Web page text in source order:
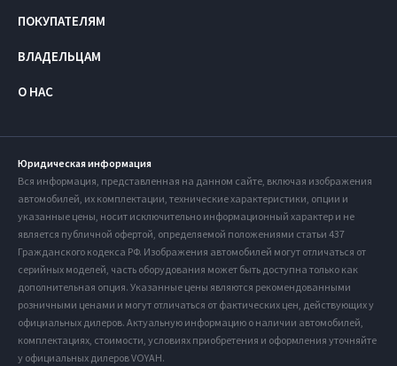
ПОКУПАТЕЛЯМ
ВЛАДЕЛЬЦАМ
О НАС
Юридическая информация
Вся информация, представленная на данном сайте, включая изображения
автомобилей, их комплектации, технические характеристики, опции и
указанные цены, носит исключительно информационный характер и не
является публичной офертой, определяемой положениями статьи 437
Гражданского кодекса РФ. Изображения автомобилей могут отличаться от
серийных моделей, часть оборудования может быть доступна только как
дополнительная опция. Указанные цены являются рекомендованными
розничными ценами и могут отличаться от фактических цен, действующих у
официальных дилеров. Актуальную информацию о наличии автомобилей,
комплектациях, стоимости, условиях приобретения и оформления уточняйте
у официальных дилеров VOYAH.